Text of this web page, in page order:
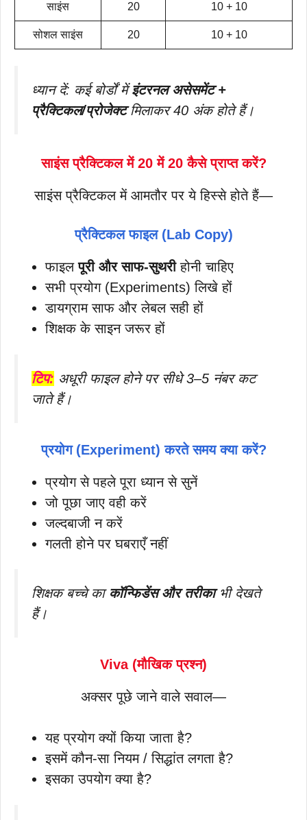
साइंस 20 10 + 10
सोशल साइंस 20 10 + 10
ध्यान दें: कई बोर्डों मेंइंटरनल असेसमेंट +
प्रैक्टिकल/प्रोजेक्टमिलाकर 40 अंक होते हैं।
साइंस प्रैक्टिकल में 20 में 20 कैसे प्राप्त करें?
साइंस प्रैक्टिकल में आमतौर पर ये हिस्से होते हैं—
प्रैक्टिकल फाइल (Lab Copy)
फाइलपूरी और साफ-सुथरीहोनी चाहिए
सभी प्रयोग (Experiments) लिखे हों
डायग्राम साफ और लेबल सही हों
शिक्षक के साइन जरूर हों
टिप: अधूरी फाइल होने पर सीधे 3–5 नंबर कट
जाते हैं।
प्रयोग (Experiment) करते समय क्या करें?
प्रयोग से पहले पूरा ध्यान से सुनें
जो पूछा जाए वही करें
जल्दबाजी न करें
गलती होने पर घबराएँ नहीं
शिक्षक बच्चे का कॉन्फिडेंस और तरीकाभी देखते
हैं।
Viva (मौखिक प्रश्न)
अक्सर पूछे जाने वाले सवाल—
यह प्रयोग क्यों किया जाता है?
इसमें कौन-सा नियम / सिद्धांत लगता है?
इसका उपयोग क्या है?